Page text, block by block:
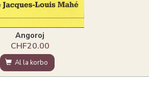
Angoroj
CHF20.00
Al la korbo